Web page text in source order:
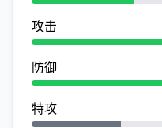
攻击
防御
特攻